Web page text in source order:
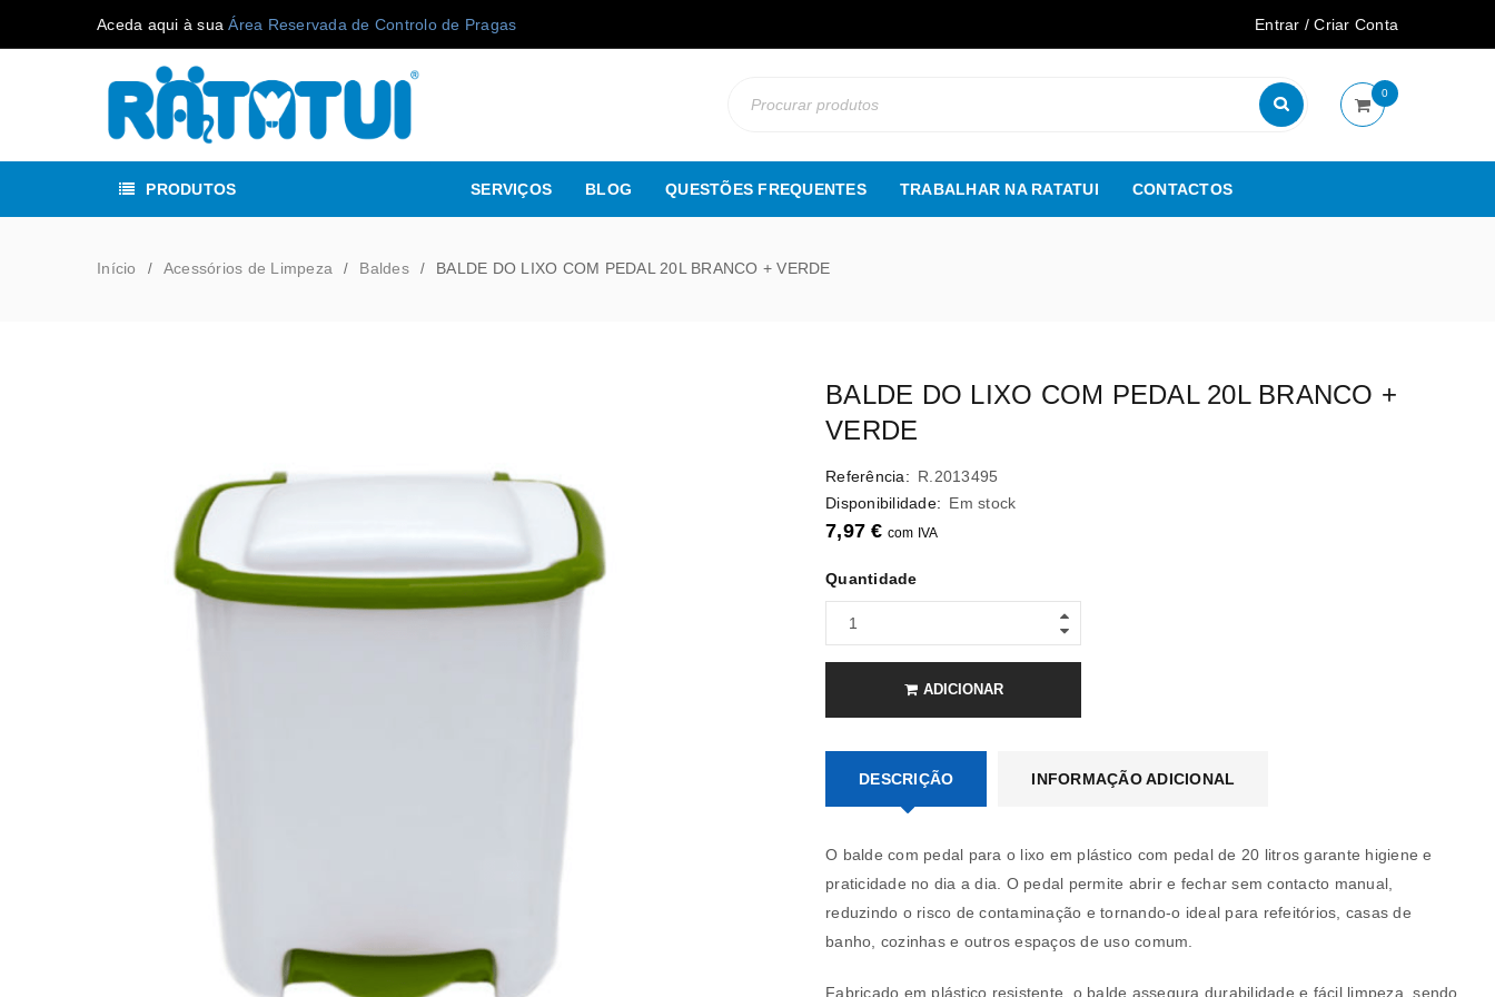
Senha*
Endereço de email*
Aceda aqui à suaÁrea Reservada de Controlo de Pragas Entrar /Criar Conta
0
PRODUTOS SERVIÇOS BLOG QUESTÕES FREQUENTES TRABALHAR NA RATATUI CONTACTOS
Início / Acessórios de Limpeza / Baldes / BALDE DO LIXO COM PEDAL 20L BRANCO + VERDE
BALDE DO LIXO COM PEDAL 20L BRANCO +
VERDE
Referência: R.2013495
Disponibilidade: Em stock
7,97€ com IVA
Quantidade
ADICIONAR
DESCRIÇÃO INFORMAÇÃO ADICIONAL
O balde com pedal para o lixo em plástico com pedal de 20 litros garante higiene e
praticidade no dia a dia. O pedal permite abrir e fechar sem contacto manual,
reduzindo o risco de contaminação e tornando-o ideal para refeitórios, casas de
banho, cozinhas e outros espaços de uso comum.
Fabricado em plástico resistente, o balde assegura durabilidade e fácil limpeza, sendo